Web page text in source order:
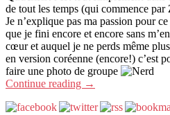
de tout les temps (qui commence
Je n’explique pas ma passion pour
que je fini encore et encore sans
cœur et auquel je ne perds même
en version coréenne (encore!) c’est
faire une photo de groupe
Continue reading →